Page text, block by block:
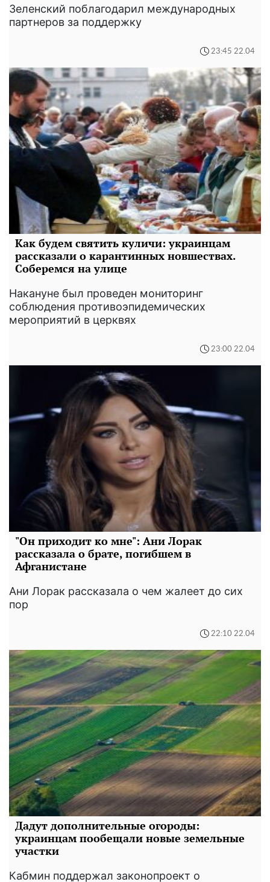
Зеленский поблагодарил международных
партнеров за поддержку
23:45 22.04
Как будем святить куличи: украинцам
рассказали о карантинных новшествах.
Соберемся на улице
Накануне был проведен мониторинг
соблюдения противоэпидемических
мероприятий в церквях
23:00 22.04
"Он приходит ко мне": Ани Лорак
рассказала о брате, погибшем в
Афганистане
Ани Лорак рассказала о чем жалеет до сих
пор
22:10 22.04
Дадут дополнительные огороды:
украинцам пообещали новые земельные
участки
Кабмин поддержал законопроект о